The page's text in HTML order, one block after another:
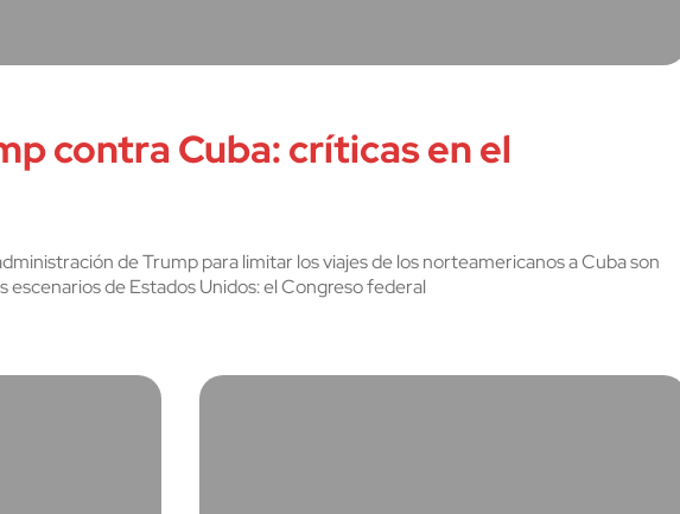
contra Cuba: críticas en el
de Trump para limitar los viajes de los norteamericanos a Cuba son
escenarios de Estados Unidos: el Congreso federal